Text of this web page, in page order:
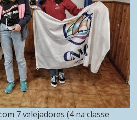
7 velejadores (4 na classe